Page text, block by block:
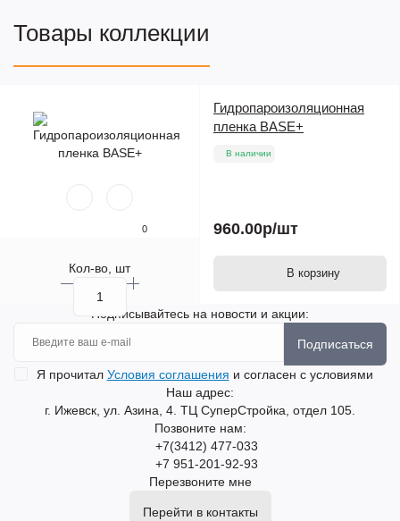
Товары коллекции
0
Кол-во, шт
Гидропароизоляционная
пленка BASE+
В наличии
960.00р/шт
В корзину
Подписывайтесь на новости и акции:
Подписаться
Я прочитал Условия соглашения и согласен с условиями
Наш адрес:
г. Ижевск, ул. Азина, 4. ТЦ СуперСтройка, отдел 105.
Позвоните нам:
+7(3412) 477-033
+7 951-201-92-93
Перезвоните мне
Перейти в контакты